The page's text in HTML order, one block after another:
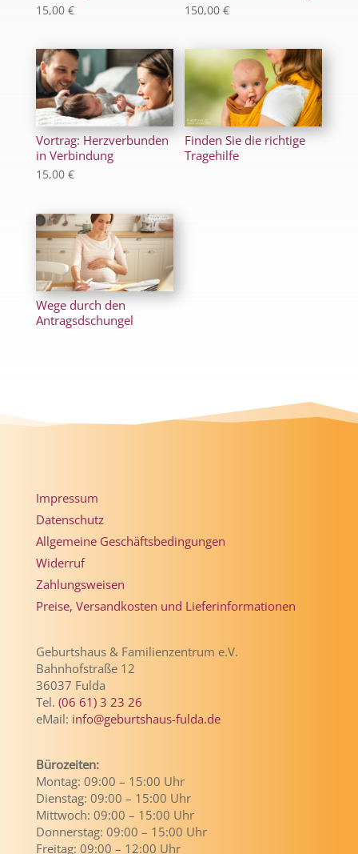
15,00 € 150,00€
Vortrag: Herzverbunden
in Verbindung
15,00 €
Finden Sie die richtige
Tragehilfe
Wege durch den
Antragsdschungel
Impressum
Datenschutz
Allgemeine Geschäftsbedingungen
Widerruf
Zahlungsweisen
Preise, Versandkosten und Lieferinformationen
Geburtshaus & Familienzentrum e.V.
Bahnhofstraße 12
36037 Fulda
Tel. (06 61) 3 23 26
eMail: info@geburtshaus-fulda.de
Bürozeiten:
Montag: 09:00 – 15:00 Uhr
Dienstag: 09:00 – 15:00 Uhr
Mittwoch: 09:00 – 15:00 Uhr
Donnerstag: 09:00 – 15:00 Uhr
Freitag: 09:00 – 12:00 Uhr